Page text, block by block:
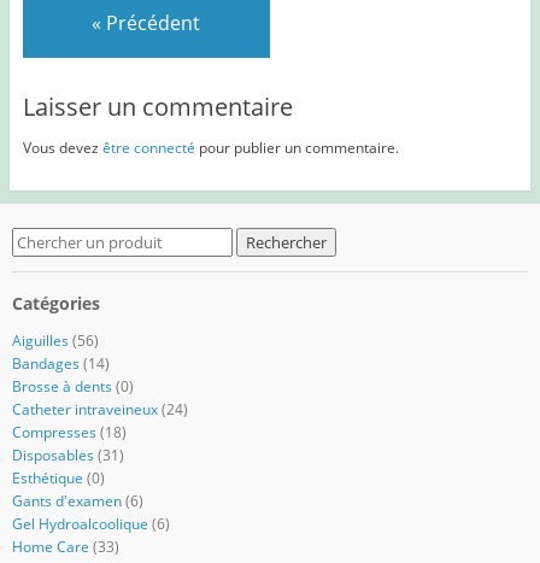
« Précédent
Laisser un commentaire
Vous devez être connecté pour publier un commentaire.
Search
for:
Catégories
Aiguilles (56)
Bandages (14)
Brosse à dents (0)
Catheter intraveineux (24)
Compresses (18)
Disposables (31)
Esthétique (0)
Gants d'examen (6)
Gel Hydroalcoolique (6)
Home Care (33)